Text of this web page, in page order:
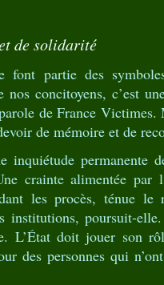
de solidarité
font partie des
concitoyens, c’est
de France
de mémoire et de
permanente
crainte alimentée par
les procès, ténue le
institutions, poursuit-
L’État doit jouer son
des personnes qui